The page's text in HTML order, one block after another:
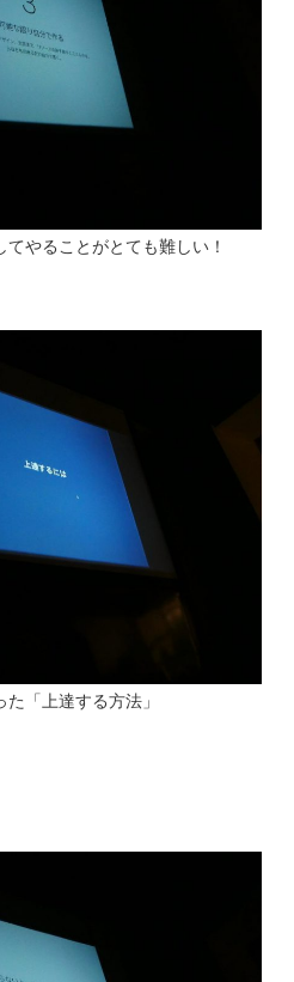
やることがとても難しい！
「上達する方法」